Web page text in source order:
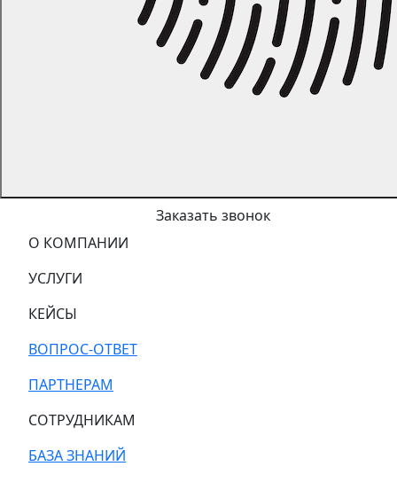
Заказать звонок
О КОМПАНИИ
УСЛУГИ
КЕЙСЫ
ВОПРОС-ОТВЕТ
ПАРТНЕРАМ
СОТРУДНИКАМ
БАЗА ЗНАНИЙ